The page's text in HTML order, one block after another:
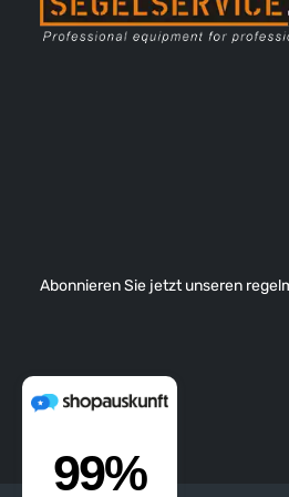
Abonnieren Sie jetzt unseren